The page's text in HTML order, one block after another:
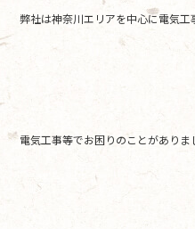
弊社は神奈川エリアを中心に電気
電気工事等でお困りのことがあり